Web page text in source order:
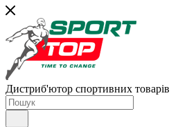
Дистриб'ютор спортивних товарів